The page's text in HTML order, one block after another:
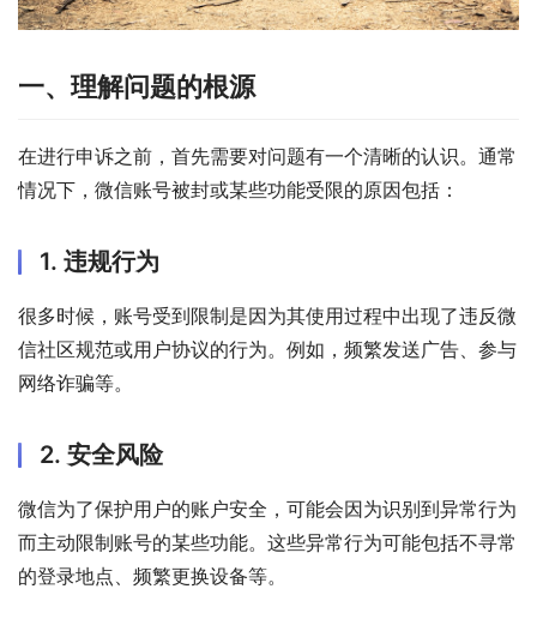
一、理解问题的根源
在进行申诉之前，首先需要对问题有一个清晰的认识。通常
情况下，微信账号被封或某些功能受限的原因包括：
1. 违规行为
很多时候，账号受到限制是因为其使用过程中出现了违反微
信社区规范或用户协议的行为。例如，频繁发送广告、参与
网络诈骗等。
2. 安全风险
微信为了保护用户的账户安全，可能会因为识别到异常行为
而主动限制账号的某些功能。这些异常行为可能包括不寻常
的登录地点、频繁更换设备等。